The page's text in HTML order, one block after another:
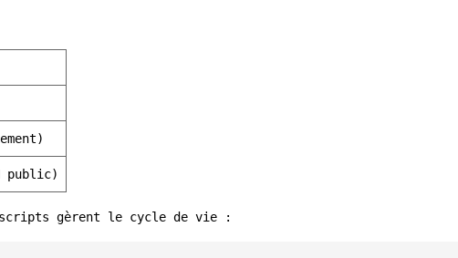
public)
gèrent le cycle de vie :